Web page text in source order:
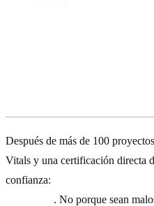
Después de más de 100
Vitals y una certificación directa
confianza:
. No porque sean